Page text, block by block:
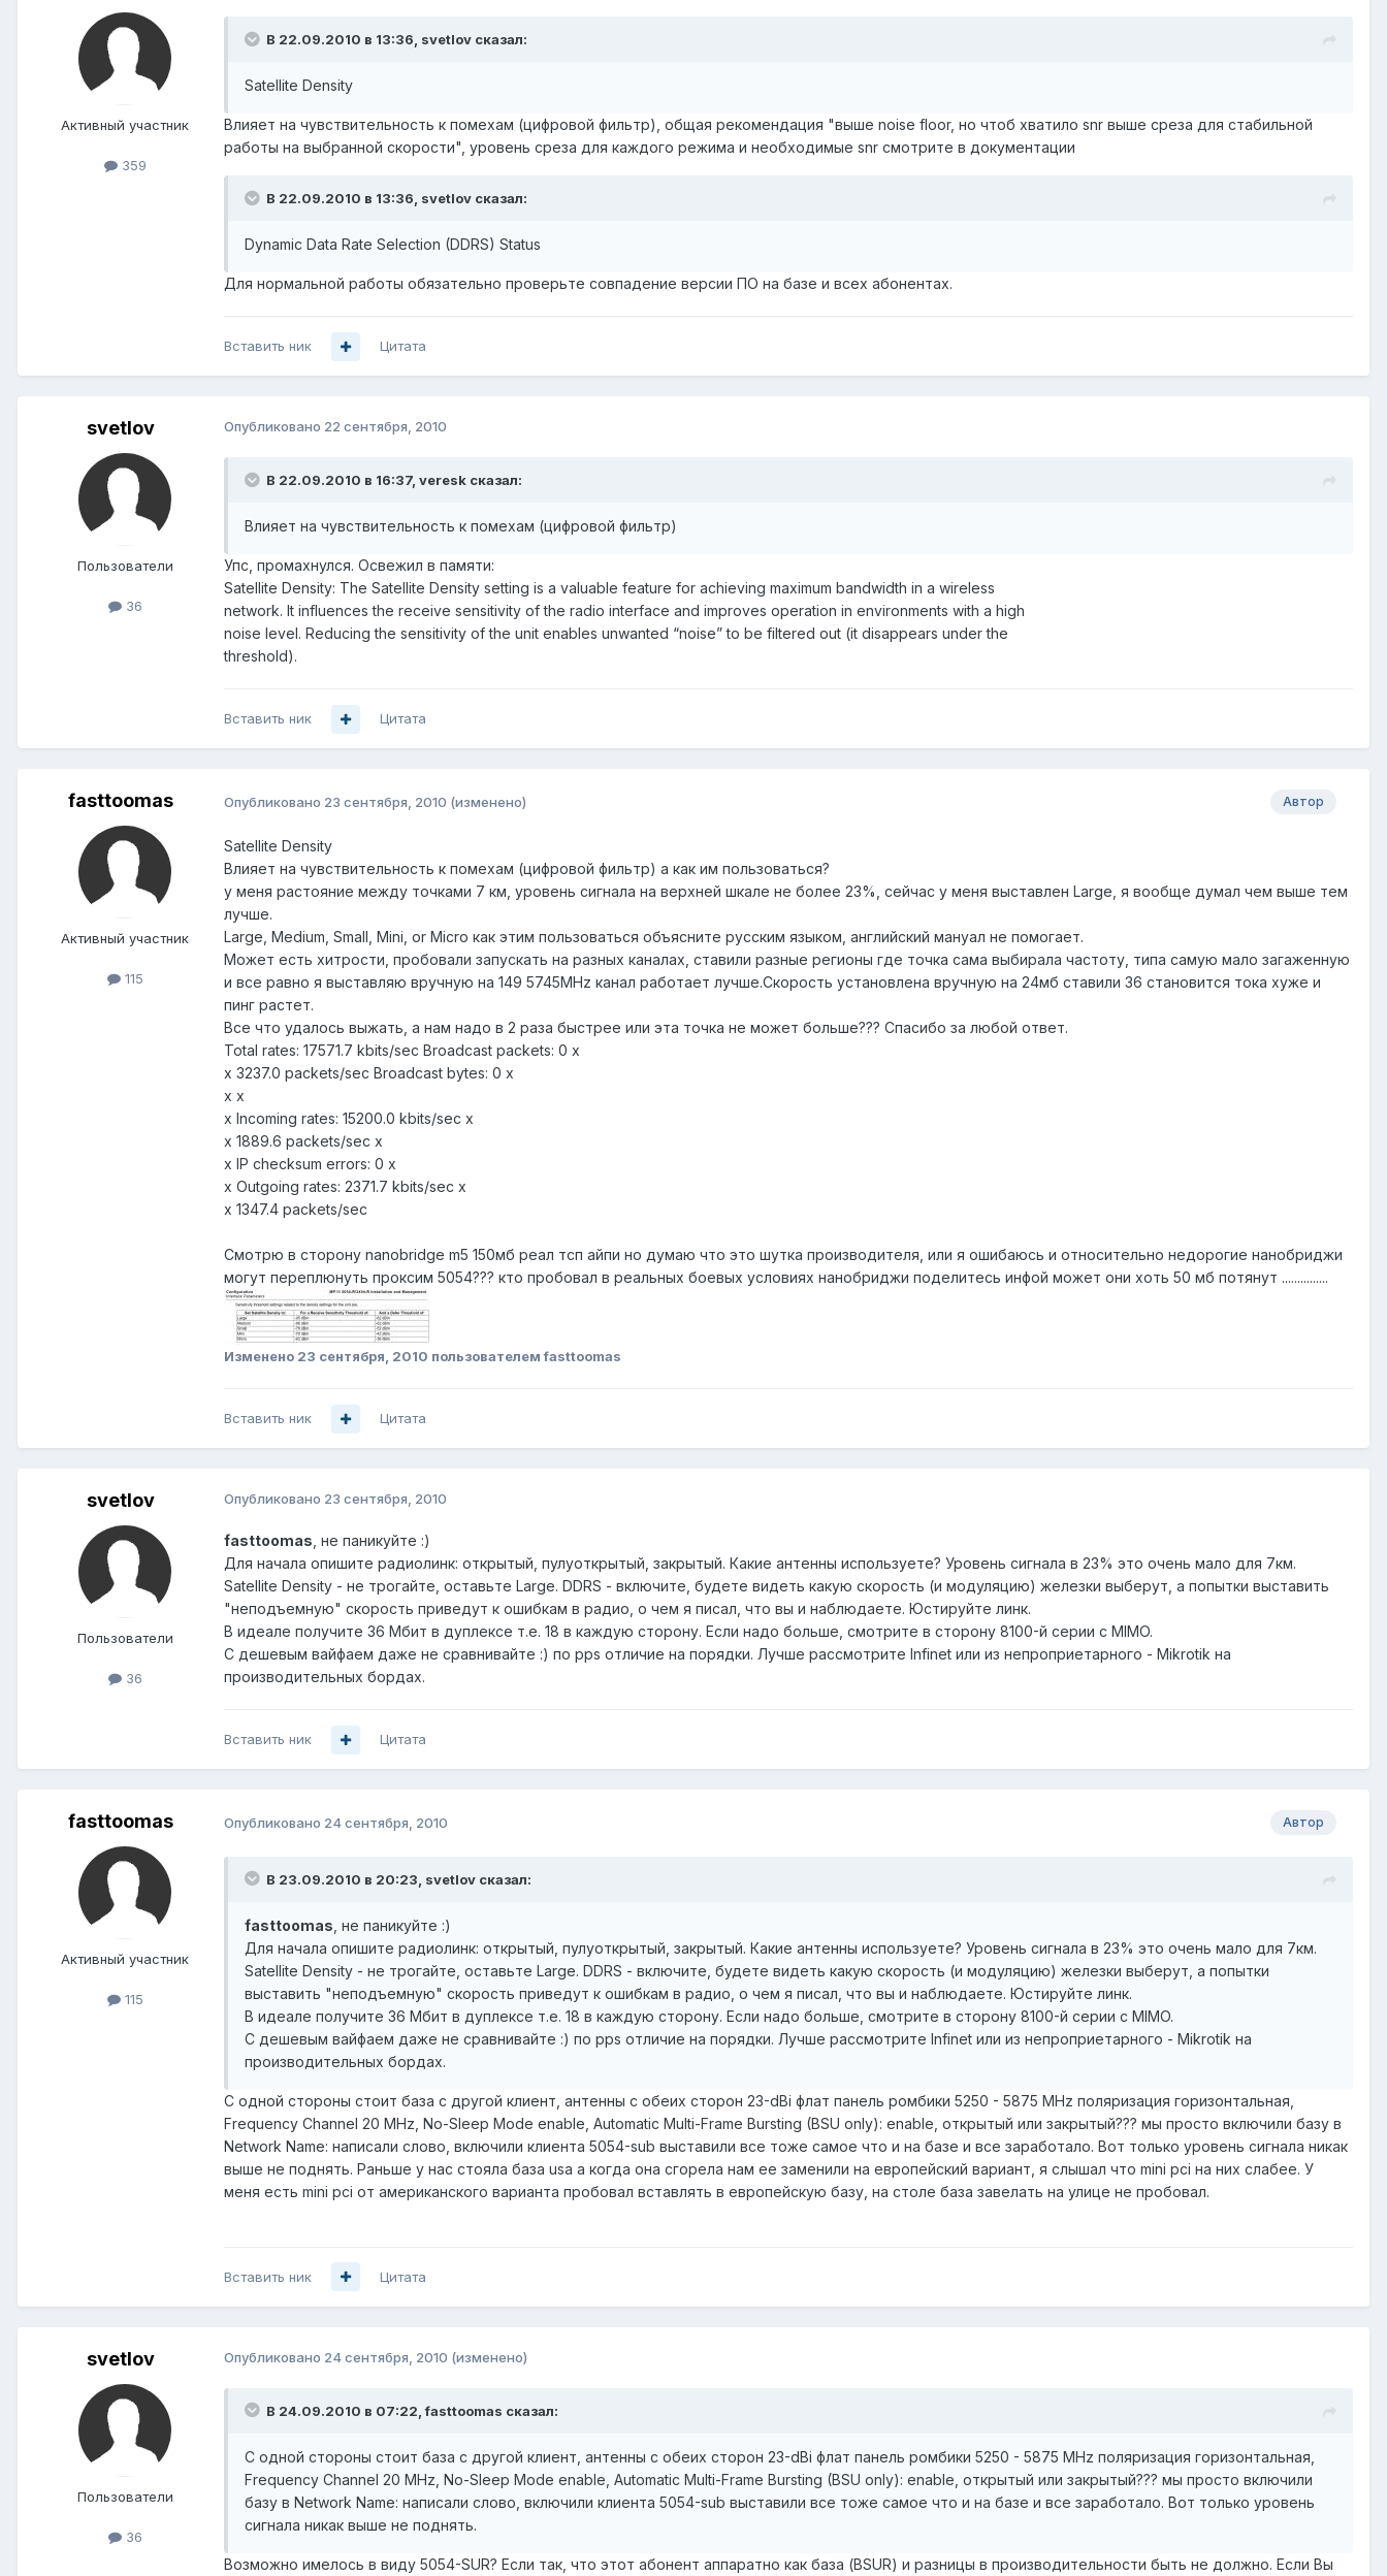
Активный участник
359
В 22.09.2010 в 13:36, svetlov сказал:
Satellite Density
Влияет на чувствительность к помехам (цифровой фильтр), общая рекомендация "выше noise floor, но чтоб хватило snr выше среза для стабильной
работы на выбранной скорости", уровень среза для каждого режима и необходимые snr смотрите в документации
В 22.09.2010 в 13:36, svetlov сказал:
Dynamic Data Rate Selection (DDRS) Status
Для нормальной работы обязательно проверьте совпадение версии ПО на базе и всех абонентах.
Вставить ник Цитата
svetlov
Пользователи
36
Опубликовано 22 сентября, 2010
В 22.09.2010 в 16:37, veresk сказал:
Влияет на чувствительность к помехам (цифровой фильтр)
Упс, промахнулся. Освежил в памяти:
Satellite Density: The Satellite Density setting is a valuable feature for achieving maximum bandwidth in a wireless
network. It influences the receive sensitivity of the radio interface and improves operation in environments with a high
noise level. Reducing the sensitivity of the unit enables unwanted “noise” to be filtered out (it disappears under the
threshold).
Вставить ник Цитата
fasttoomas
Активный участник
115
Автор
Опубликовано 23 сентября, 2010 (изменено)
Satellite Density
Влияет на чувствительность к помехам (цифровой фильтр) а как им пользоваться?
у меня растояние между точками 7 км, уровень сигнала на верхней шкале не более 23%, сейчас у меня выставлен Large, я вообще думал чем выше тем
лучше.
Large, Medium, Small, Mini, or Micro как этим пользоваться объясните русским языком, английский мануал не помогает.
Может есть хитрости, пробовали запускать на разных каналах, ставили разные регионы где точка сама выбирала частоту, типа самую мало загаженную
и все равно я выставляю вручную на 149 5745MHz канал работает лучше.Скорость установлена вручную на 24мб ставили 36 становится тока хуже и
пинг растет.
Все что удалось выжать, а нам надо в 2 раза быстрее или эта точка не может больше??? Спасибо за любой ответ.
Total rates: 17571.7 kbits/sec Broadcast packets: 0 x
x 3237.0 packets/sec Broadcast bytes: 0 x
x x
x Incoming rates: 15200.0 kbits/sec x
x 1889.6 packets/sec x
x IP checksum errors: 0 x
x Outgoing rates: 2371.7 kbits/sec x
x 1347.4 packets/sec
Смотрю в сторону nanobridge m5 150мб реал тсп айпи но думаю что это шутка производителя, или я ошибаюсь и относительно недорогие нанобриджи
могут переплюнуть проксим 5054??? кто пробовал в реальных боевых условиях нанобриджи поделитесь инфой может они хоть 50 мб потянут ...............
Изменено 23 сентября, 2010 пользователем fasttoomas
Вставить ник Цитата
svetlov
Пользователи
36
Опубликовано 23 сентября, 2010
fasttoomas , не паникуйте :)
Для начала опишите радиолинк: открытый, пулуоткрытый, закрытый. Какие антенны используете? Уровень сигнала в 23% это очень мало для 7км.
Satellite Density - не трогайте, оставьте Large. DDRS - включите, будете видеть какую скорость (и модуляцию) железки выберут, а попытки выставить
"неподъемную" скорость приведут к ошибкам в радио, о чем я писал, что вы и наблюдаете. Юстируйте линк.
В идеале получите 36 Мбит в дуплексе т.е. 18 в каждую сторону. Если надо больше, смотрите в сторону 8100-й серии с MIMO.
С дешевым вайфаем даже не сравнивайте :) по pps отличие на порядки. Лучше рассмотрите Infinet или из непроприетарного - Mikrotik на
производительных бордах.
Вставить ник Цитата
fasttoomas
Активный участник
115
Автор
Опубликовано 24 сентября, 2010
В 23.09.2010 в 20:23, svetlov сказал:
fasttoomas , не паникуйте :)
Для начала опишите радиолинк: открытый, пулуоткрытый, закрытый. Какие антенны используете? Уровень сигнала в 23% это очень мало для 7км.
Satellite Density - не трогайте, оставьте Large. DDRS - включите, будете видеть какую скорость (и модуляцию) железки выберут, а попытки
выставить "неподъемную" скорость приведут к ошибкам в радио, о чем я писал, что вы и наблюдаете. Юстируйте линк.
В идеале получите 36 Мбит в дуплексе т.е. 18 в каждую сторону. Если надо больше, смотрите в сторону 8100-й серии с MIMO.
С дешевым вайфаем даже не сравнивайте :) по pps отличие на порядки. Лучше рассмотрите Infinet или из непроприетарного - Mikrotik на
производительных бордах.
С одной стороны стоит база с другой клиент, антенны с обеих сторон 23-dBi флат панель ромбики 5250 - 5875 MHz поляризация горизонтальная,
Frequency Channel 20 MHz, No-Sleep Mode enable, Automatic Multi-Frame Bursting (BSU only): enable, открытый или закрытый??? мы просто включили базу в
Network Name: написали слово, включили клиента 5054-sub выставили все тоже самое что и на базе и все заработало. Вот только уровень сигнала никак
выше не поднять. Раньше у нас стояла база usa а когда она сгорела нам ее заменили на европейский вариант, я слышал что mini pci на них слабее. У
меня есть mini pci от американского варианта пробовал вставлять в европейскую базу, на столе база завелать на улице не пробовал.
Вставить ник Цитата
svetlov
Пользователи
36
Опубликовано 24 сентября, 2010 (изменено)
В 24.09.2010 в 07:22, fasttoomas сказал:
С одной стороны стоит база с другой клиент, антенны с обеих сторон 23-dBi флат панель ромбики 5250 - 5875 MHz поляризация горизонтальная,
Frequency Channel 20 MHz, No-Sleep Mode enable, Automatic Multi-Frame Bursting (BSU only): enable, открытый или закрытый??? мы просто включили
базу в Network Name: написали слово, включили клиента 5054-sub выставили все тоже самое что и на базе и все заработало. Вот только уровень
сигнала никак выше не поднять.
Возможно имелось в виду 5054-SUR? Если так, что этот абонент аппаратно как база (BSUR) и разницы в производительности быть не должно. Если Вы